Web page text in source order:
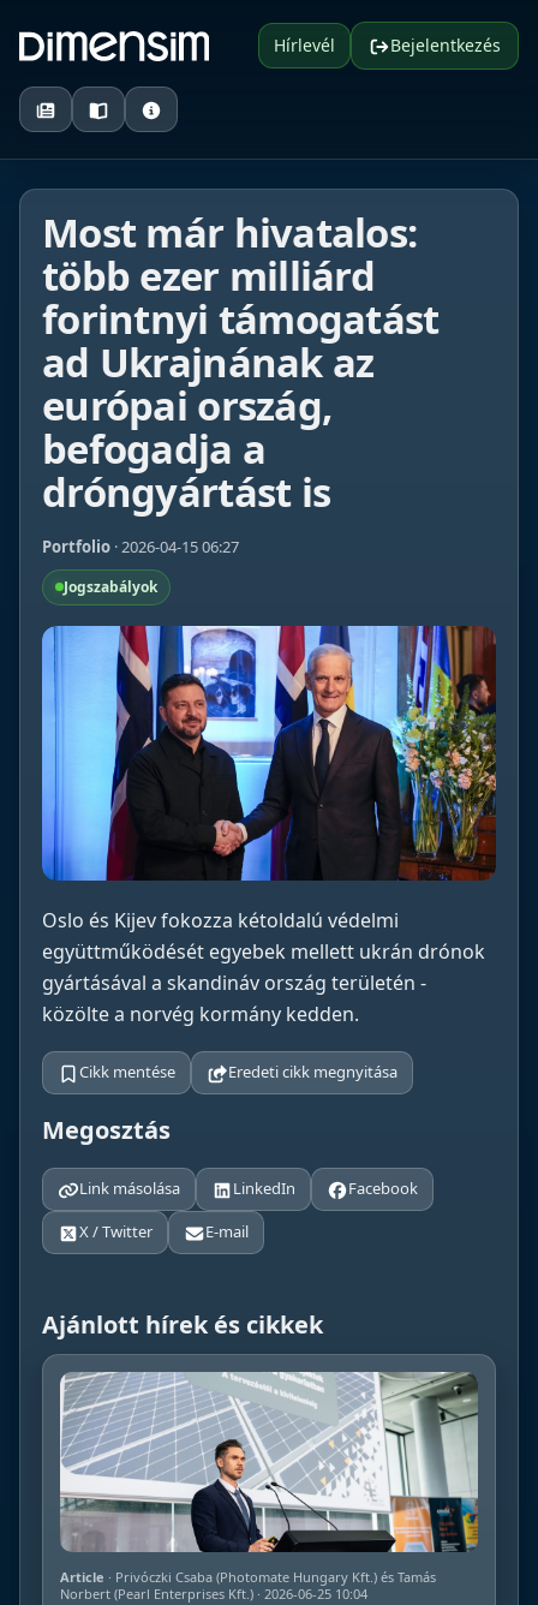
Hírlevél Bejelentkezés
Most már hivatalos:
több ezer milliárd
forintnyi támogatást
ad Ukrajnának az
európai ország,
befogadja a
dróngyártást is
Portfolio · 2026-04-15 06:27
Jogszabályok
Oslo és Kijev fokozza kétoldalú védelmi
együttműködését egyebek mellett ukrán drónok
gyártásával a skandináv ország területén -
közölte a norvég kormány kedden.
Cikk mentése Eredeti cikk megnyitása
Megosztás
Link másolása LinkedIn
Facebook
X / Twitter
E-mail
Ajánlott hírek és cikkek
Article · Privóczki Csaba (Photomate Hungary Kft.) és Tamás
Norbert (Pearl Enterprises Kft.) · 2026-06-25 10:04